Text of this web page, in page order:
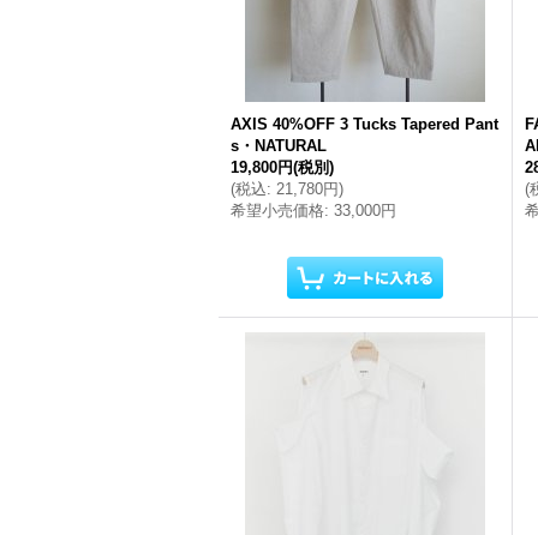
AXIS 40%OFF 3 Tucks Tapered Pant
s・NATURAL
19,800円(税別)
(税込: 21,780円)
希望小売価格: 33,000円
(